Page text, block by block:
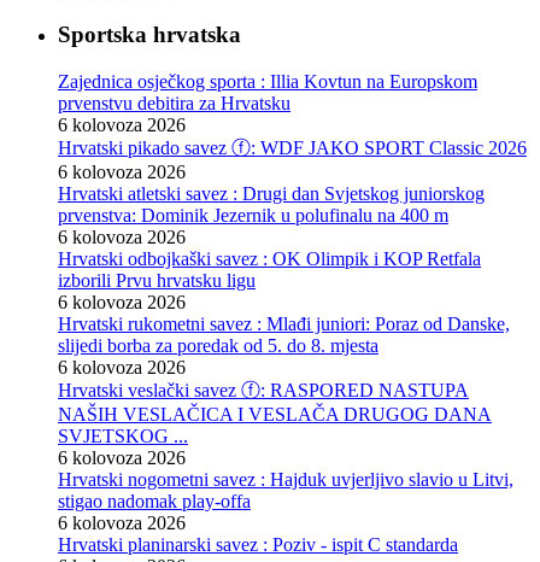
Sportska hrvatska
Zajednica osječkog sporta : Illia Kovtun na Europskom
prvenstvu debitira za Hrvatsku
6 kolovoza 2026
Hrvatski pikado savez ⓕ: WDF JAKO SPORT Classic 2026
6 kolovoza 2026
Hrvatski atletski savez : Drugi dan Svjetskog juniorskog
prvenstva: Dominik Jezernik u polufinalu na 400 m
6 kolovoza 2026
Hrvatski odbojkaški savez : OK Olimpik i KOP Retfala
izborili Prvu hrvatsku ligu
6 kolovoza 2026
Hrvatski rukometni savez : Mlađi juniori: Poraz od Danske,
slijedi borba za poredak od 5. do 8. mjesta
6 kolovoza 2026
Hrvatski veslački savez ⓕ: RASPORED NASTUPA
NAŠIH VESLAČICA I VESLAČA DRUGOG DANA
SVJETSKOG ...
6 kolovoza 2026
Hrvatski nogometni savez : Hajduk uvjerljivo slavio u Litvi,
stigao nadomak play-offa
6 kolovoza 2026
Hrvatski planinarski savez : Poziv - ispit C standarda